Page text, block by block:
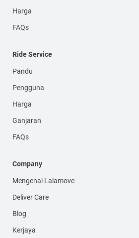
Harga
FAQs
Ride Service
Pandu
Pengguna
Harga
Ganjaran
FAQs
Company
Mengenai Lalamove
Deliver Care
Blog
Kerjaya